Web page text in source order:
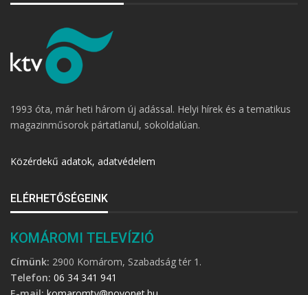
1993 óta, már heti három új adással. Helyi hírek és a tematikus
magazinműsorok pártatlanul, sokoldalúan.
Közérdekű adatok, adatvédelem
ELÉRHETŐSÉGEINK
KOMÁROMI TELEVÍZIÓ
Címünk: 2900 Komárom, Szabadság tér 1.
Telefon: 06 34 341 941